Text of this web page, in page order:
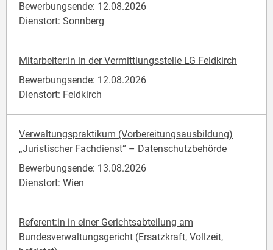
Bewerbungsende: 12.08.2026
Dienstort: Sonnberg
Mitarbeiter:in in der Vermittlungsstelle LG Feldkirch
Bewerbungsende: 12.08.2026
Dienstort: Feldkirch
Verwaltungspraktikum (Vorbereitungsausbildung)
„Juristischer Fachdienst“ – Datenschutzbehörde
Bewerbungsende: 13.08.2026
Dienstort: Wien
Referent:in in einer Gerichtsabteilung am
Bundesverwaltungsgericht (Ersatzkraft, Vollzeit,